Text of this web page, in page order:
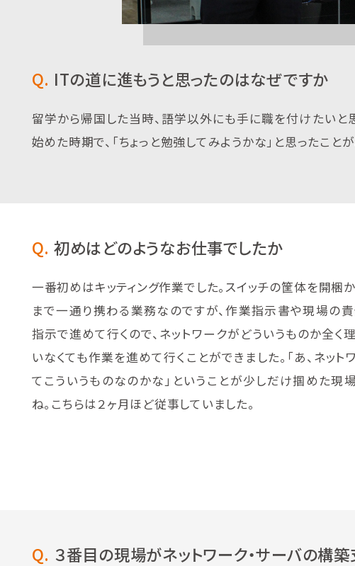
Q. ITの道に進もうと思ったのはなぜですか
留学から帰国した当時、語学以外にも手に職を付けたいと
始めた時期で、「ちょっと勉強してみようかな」と思ったことが
Q. 初めはどのようなお仕事でしたか
一番初めはキッティング作業でした。スイッチの筐体を開梱
まで一通り携わる業務なのですが、作業指示書や現場の
指示で進めて行くので、ネットワークがどういうものか全く
いなくても作業を進めて行くことができました。「あ、ネット
てこういうものなのかな」ということが少しだけ掴めた現
ね。こちらは２ヶ月ほど従事していました。
Q. ３番目の現場がネットワーク・サーバの構